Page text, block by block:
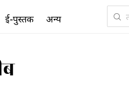
ई-पुस्तक अन्य